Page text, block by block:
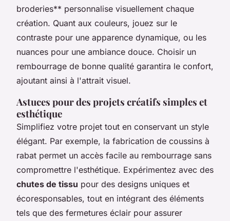
broderies** personnalise visuellement chaque
création. Quant aux couleurs, jouez sur le
contraste pour une apparence dynamique, ou les
nuances pour une ambiance douce. Choisir un
rembourrage de bonne qualité garantira le confort,
ajoutant ainsi à l'attrait visuel.
Astuces pour des projets créatifs simples et
esthétique
Simplifiez votre projet tout en conservant un style
élégant. Par exemple, la fabrication de coussins à
rabat permet un accès facile au rembourrage sans
compromettre l'esthétique. Expérimentez avec des
chutes de tissu pour des designs uniques et
écoresponsables, tout en intégrant des éléments
tels que des fermetures éclair pour assurer